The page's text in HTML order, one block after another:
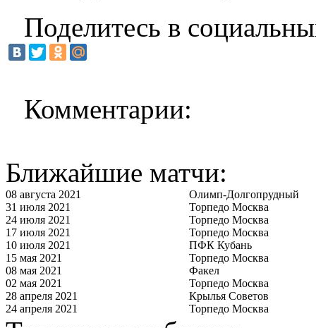
Поделитесь в
Комментарии:
Ближайшие матчи:
08 августа 2021
Олимп-Долгопрудный
31 июля 2021
Торпедо Москва
24 июля 2021
Торпедо Москва
17 июля 2021
Торпедо Москва
10 июля 2021
ПФК Кубань
15 мая 2021
Торпедо Москва
08 мая 2021
Факел
02 мая 2021
Торпедо Москва
28 апреля 2021
Крылья Советов
24 апреля 2021
Торпедо Москва